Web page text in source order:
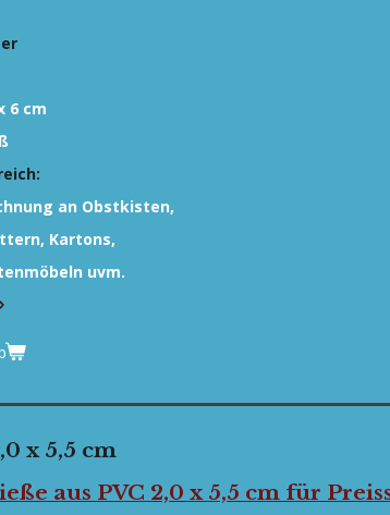
cm
an Obstkisten,
Kartons,
uvm.
x 5,5 cm
aus PVC 2,0 x 5,5 cm für